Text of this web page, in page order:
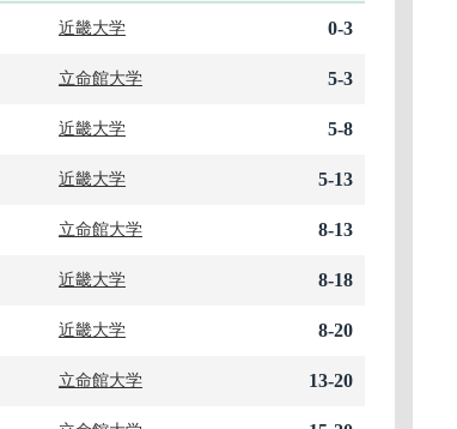
近畿大学 0-3
立命館大学 5-3
近畿大学 5-8
近畿大学 5-13
立命館大学 8-13
近畿大学 8-18
近畿大学 8-20
立命館大学 13-20